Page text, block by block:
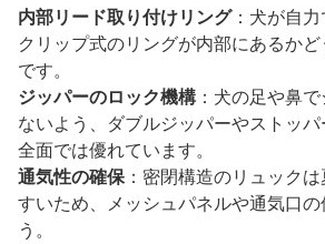
内部リード取り付けリング：犬が自
クリップ式のリングが内部にあるか
です。
ジッパーのロック機構 ：犬の足や鼻
ないよう、ダブルジッパーやストッ
全面では優れています。
通気性の確保：密閉構造のリュック
すいため、メッシュパネルや通気口
う。